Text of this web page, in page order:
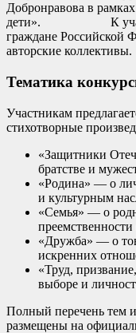
Добронравова в
дети». К
граждане Российской
авторские коллективы.
Тематика
Участникам
стихотворные
«Защитники
братстве и
«Родина» — о
и культурным
«Семья» — о
«Дружба» — о
искренних
«Труд,
выборе и
Полный перечень тем
размещены на